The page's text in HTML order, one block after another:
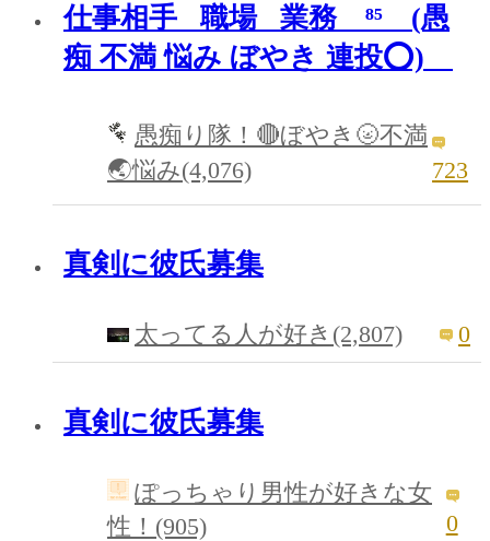
仕事相手 職場 業務 ⁸⁵ (愚
痴 不満 悩み ぼやき 連投⭕️)
愚痴り隊！🔴ぼやき🌝不満
🌏悩み(4,076)
723
真剣に彼氏募集
太ってる人が好き(2,807) 0
真剣に彼氏募集
ぽっちゃり男性が好きな女
性！(905)
0